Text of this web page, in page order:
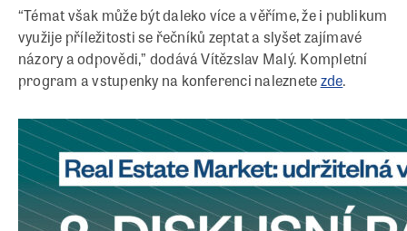
“Témat však může být daleko více a věříme, že i publikum
využije příležitosti se řečníků zeptat a slyšet zajímavé
názory a odpovědi,” dodává Vítězslav Malý. Kompletní
program a vstupenky na konferenci naleznetezde.